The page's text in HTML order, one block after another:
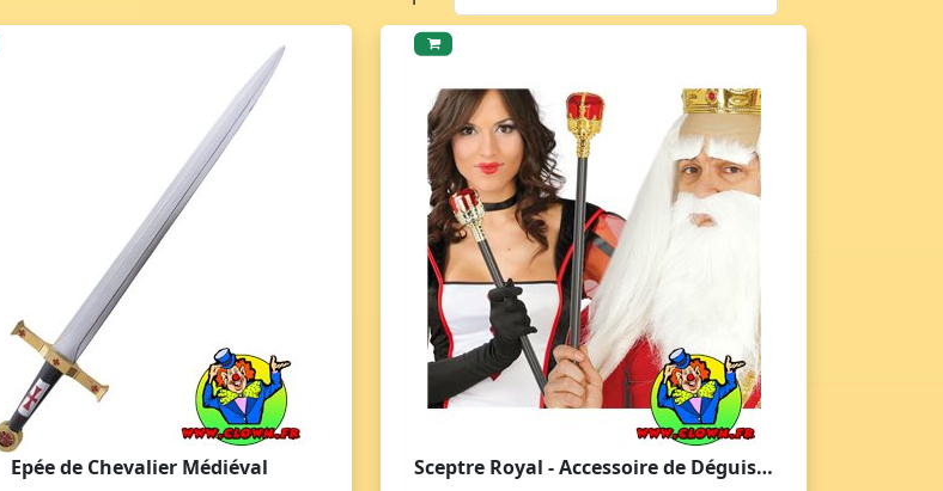
Epée de Chevalier Médiéval
Sceptre Royal - Accessoire de Déguisement